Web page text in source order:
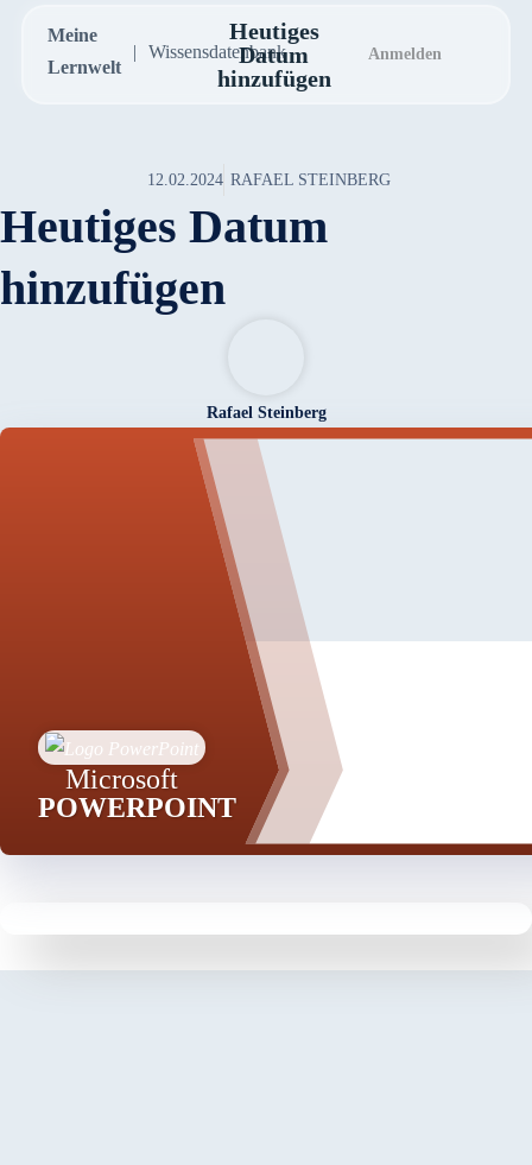
Meine
Lernwelt
Wissensdatenbank
Heutiges
Datum
hinzufügen
Anmelden
12.02.2024 RAFAEL STEINBERG
Heutiges Datum
hinzufügen
Rafael Steinberg
Microsoft
POWERPOINT